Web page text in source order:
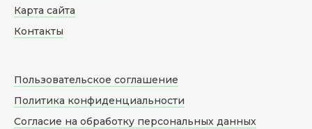
Карта сайта
Контакты
Пользовательское соглашение
Политика конфиденциальности
Согласие на обработку персональных данных